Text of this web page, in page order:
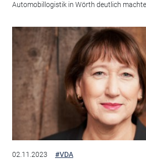
Automobillogistik in Wörth deutlich
02.11.2023 #VDA